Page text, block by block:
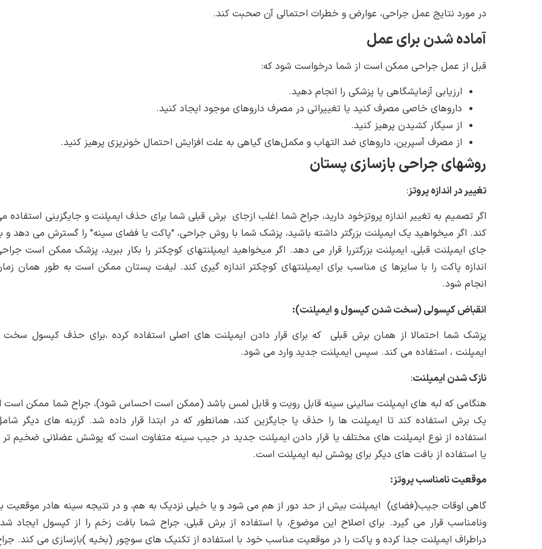
در مورد نتایج عمل جراحی، عوارض و خطرات احتمالی آن صحبت کند.
آماده شدن برای عمل
قبل از عمل جراحی ممکن است از شما درخواست شود که:
ارزیابی آزمایشگاهی یا پزشکی را انجام دهید.
داروهای خاصی مصرف کنید یا تغییراتی در مصرف داروهای موجود ایجاد کنید.
از سیگار کشیدن پرهیز کنید.
از مصرف آسپرین، داروهای ضد التهاب و مکمل‌های گیاهی به علت افزایش احتمال خونریزی پرهیز کنید.
روشهای جراحی بازسازی پستان
تغییر در اندازه پروتز:
اگر تصمیم به تغییر اندازه پروتزخود دارید، جراح شما اغلب ازجای برش قبلی شما برای حذف ایمپلنت و جایگزینی استفاده
کند. اگر میخواهید یک ایمپلنت بزرگتر داشته باشید، پزشک شما با روش جراحی، “پاکت یا فضای سینه” را گسترش می دهد و
جای ایمپلنت قبلی، ایمپلنت بزرگتررا قرار می دهد. اگر میخواهید ایمپلنتهای کوچکتر را بکار ببرید، پزشک ممکن است
اندازه پاکت را با سایزها ی مناسب برای ایمپلنتهای کوچکتر اندازه گیری کند. لیفت پستان ممکن است به طور همان
انجام شود.
انقباض کپسولی (سخت شدن کپسول و ایمپلنت):
پزشک شما احتمالا از همان برش قبلی که برای قرار دادن ایمپلنت های اصلی استفاده کرده ،برای حذف کپسول سخت
ایمپلنت ، استفاده می کند. سپس ایمپلنت جدید وارد می شود.
نازک شدن ایمپلنت:
هنگامی که لبه های ایمپلنت سالینی سینه قابل رویت و قابل لمس باشد (ممکن است احساس شود)، جراح شما ممکن است
یک برش استفاده کند تا ایمپلنت ها را حذف یا جایگزین کند، همانطور که در ابتدا قرار داده شد. گزینه های دیگر
استفاده از نوع ایمپلنت های مختلف یا قرار دادن ایمپلنت جدید در جیب سینه متفاوت است که پوشش عضلانی ضخیم تر
یا استفاده از بافت های دیگر برای پوشش لبه ایمپلنت است.
موقعیت نامناسب پروتز:
گاهی اوقات جیب(فضای) ایمپلنت بیش از حد دور از هم می شود و یا خیلی نزدیک به هم، و در نتیجه سینه هادر موقعیت
ونامناسب قرار می گیرد. برای اصلاح این موضوع، با استفاده از برش قبلی، جراح شما بافت زخم را از کپسول ایجاد
دراطراف ایمپلنت جدا کرده و پاکت را در موقعیت مناسب خود با استفاده از تکنیک های سوچور (بخیه )بازسازی می کند.